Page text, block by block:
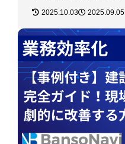
2025.10.03 2025.09.05